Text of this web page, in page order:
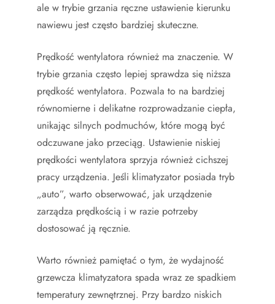
ale w trybie grzania ręczne ustawienie kierunku
nawiewu jest często bardziej skuteczne.
Prędkość wentylatora również ma znaczenie. W
trybie grzania często lepiej sprawdza się niższa
prędkość wentylatora. Pozwala to na bardziej
równomierne i delikatne rozprowadzanie ciepła,
unikając silnych podmuchów, które mogą być
odczuwane jako przeciąg. Ustawienie niskiej
prędkości wentylatora sprzyja również cichszej
pracy urządzenia. Jeśli klimatyzator posiada tryb
„auto”, warto obserwować, jak urządzenie
zarządza prędkością i w razie potrzeby
dostosować ją ręcznie.
Warto również pamiętać o tym, że wydajność
grzewcza klimatyzatora spada wraz ze spadkiem
temperatury zewnętrznej. Przy bardzo niskich